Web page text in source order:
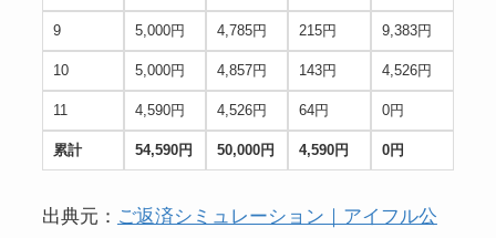
9 5,000円 4,785円 215円 9,383円
10 5,000円 4,857円 143円 4,526円
11 4,590円 4,526円 64円 0円
累計 54,590円 50,000円 4,590円 0円
出典元： ご返済シミュレーション｜アイフル公